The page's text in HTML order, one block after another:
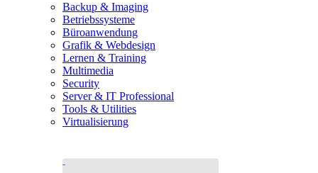
Backup & Imaging
Betriebssysteme
Büroanwendung
Grafik & Webdesign
Lernen & Training
Multimedia
Security
Server & IT Professional
Tools & Utilities
Virtualisierung